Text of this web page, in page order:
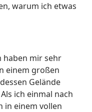
warum ich etwas
haben mir sehr
einem großen
Gelände
ich einmal nach
in einem vollen